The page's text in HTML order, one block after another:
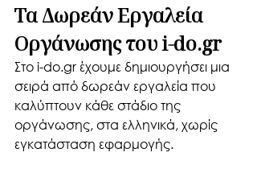
Τα Δωρεάν Εργαλεία
Οργάνωσης του i-do.gr
Στο i-do.gr έχουμε δημιουργήσει μια
σειρά από δωρεάν εργαλεία που
καλύπτουν κάθε στάδιο της
οργάνωσης, στα ελληνικά, χωρίς
εγκατάσταση εφαρμογής.